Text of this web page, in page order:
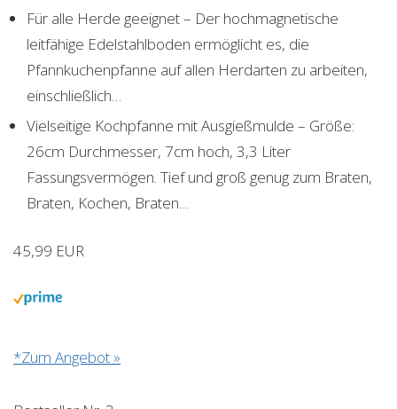
Für alle Herde geeignet – Der hochmagnetische
leitfähige Edelstahlboden ermöglicht es, die
Pfannkuchenpfanne auf allen Herdarten zu arbeiten,
einschließlich…
Vielseitige Kochpfanne mit Ausgießmulde – Größe:
26cm Durchmesser, 7cm hoch, 3,3 Liter
Fassungsvermögen. Tief und groß genug zum Braten,
Braten, Kochen, Braten…
45,99 EUR
*Zum Angebot »